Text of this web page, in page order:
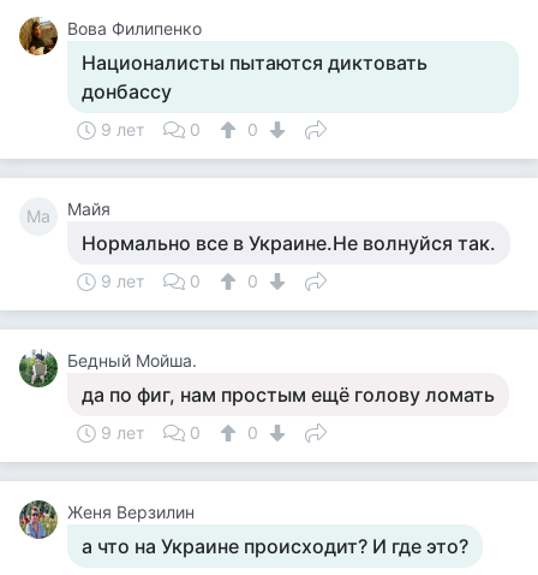
Вова Филипенко
Националисты пытаются диктовать
донбассу
9 лет 0 0
Ма Майя
Нормально все в Украине.Не волнуйся так.
9 лет 0 0
Бедный Мойша.
да по фиг, нам простым ещё голову ломать
9 лет 0 0
Женя Верзилин
а что на Украине происходит? И где это?